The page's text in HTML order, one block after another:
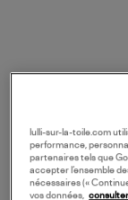
VOS
lulli-sur-la-toile.com
performance,
partenaires tels que
accepter l’ensemble
nécessaires («
vos données,